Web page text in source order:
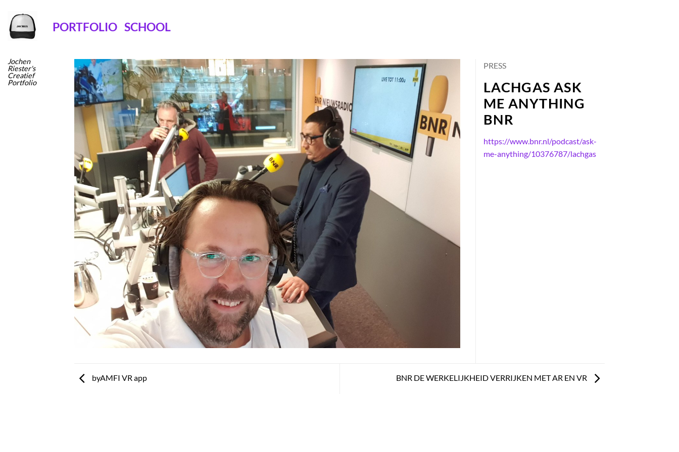
naar
inhoud
Jochen
Riester's
Creatief
Portfolio
PORTFOLIO SCHOOL
PRESS
LACHGAS ASK
ME ANYTHING
BNR
https://www.bnr.nl/podcast/ask-
me-anything/10376787/lachgas
byAMFI VR app BNR DE WERKELIJKHEID VERRIJKEN MET AR EN VR